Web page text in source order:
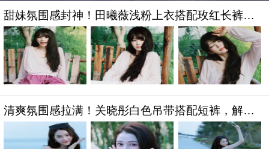
甜妹氛围感封神！田曦薇浅粉上衣搭配玫红长裤，
元气清甜解锁夏日新穿搭
清爽氛围感拉满！关晓彤白色吊带搭配短裤，解锁
夏日清冷灵动新状态